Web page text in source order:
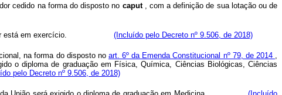
cedido na forma do disposto no caput , com a definição de sua lotação ou de
o servidor está em exercício. (Incluído pelo Decreto nº 9.506, de 2018)
na forma do disposto no art. 6º da Emenda Constitucional nº 79, de 2014 ,
o diploma de graduação em Física, Química, Ciências Biológicas, Ciências
pelo Decreto nº 9.506, de 2018)